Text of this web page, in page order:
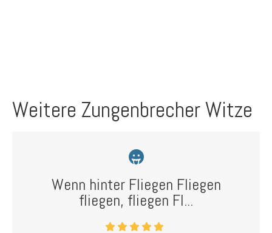
Weitere Zungenbrecher Witze
Wenn hinter Fliegen Fliegen
fliegen, fliegen Fl...